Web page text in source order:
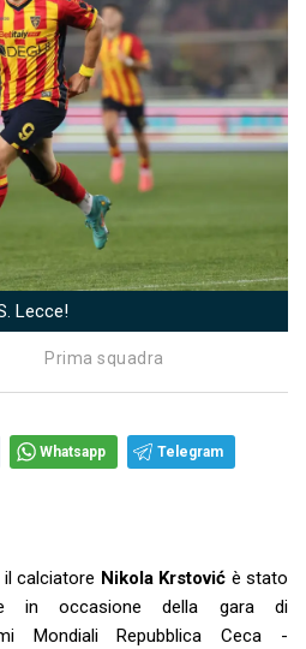
Lecce!
Prima squadra
Whatsapp Telegram
il calciatore Nikola Krstović è stato
in occasione della gara di
Mondiali Repubblica Ceca -